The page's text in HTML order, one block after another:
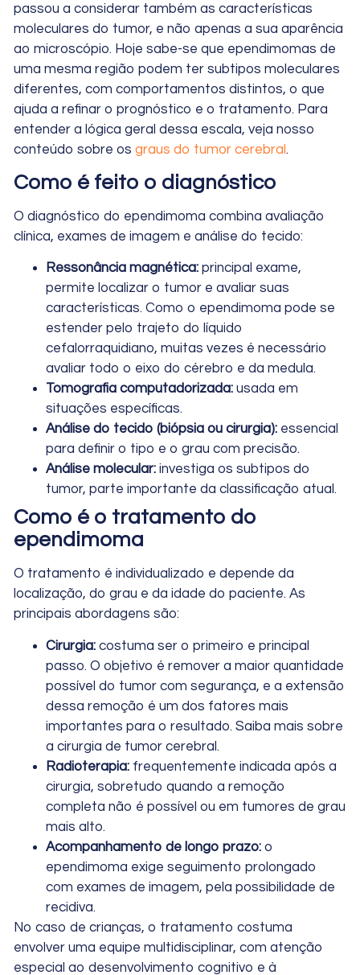
passou a considerar também as características
moleculares do tumor, e não apenas a sua aparência
ao microscópio. Hoje sabe-se que ependimomas de
uma mesma região podem ter subtipos moleculares
diferentes, com comportamentos distintos, o que
ajuda a refinar o prognóstico e o tratamento. Para
entender a lógica geral dessa escala, veja nosso
conteúdo sobre os graus do tumor cerebral .
Como é feito o diagnóstico
O diagnóstico do ependimoma combina avaliação
clínica, exames de imagem e análise do tecido:
Ressonância magnética: principal exame,
permite localizar o tumor e avaliar suas
características. Como o ependimoma pode se
estender pelo trajeto do líquido
cefalorraquidiano, muitas vezes é necessário
avaliar todo o eixo do cérebro e da medula.
Tomografia computadorizada: usada em
situações específicas.
Análise do tecido (biópsia ou cirurgia): essencial
para definir o tipo e o grau com precisão.
Análise molecular: investiga os subtipos do
tumor, parte importante da classificação atual.
Como é o tratamento do
ependimoma
O tratamento é individualizado e depende da
localização, do grau e da idade do paciente. As
principais abordagens são:
Cirurgia: costuma ser o primeiro e principal
passo. O objetivo é remover a maior quantidade
possível do tumor com segurança, e a extensão
dessa remoção é um dos fatores mais
importantes para o resultado. Saiba mais sobre
a cirurgia de tumor cerebral .
Radioterapia: frequentemente indicada após a
cirurgia, sobretudo quando a remoção
completa não é possível ou em tumores de grau
mais alto.
Acompanhamento de longo prazo: o
ependimoma exige seguimento prolongado
com exames de imagem, pela possibilidade de
recidiva.
No caso de crianças, o tratamento costuma
envolver uma equipe multidisciplinar, com atenção
especial ao desenvolvimento cognitivo e à